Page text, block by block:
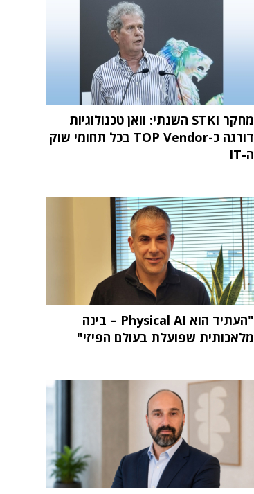
מחקר STKI השנתי: וואן טכנולוגיות
דורגה כ-TOP Vendor בכל תחומי שוק
ה-IT
"העתיד הוא Physical AI – בינה
מלאכותית שפועלת בעולם הפיזי"